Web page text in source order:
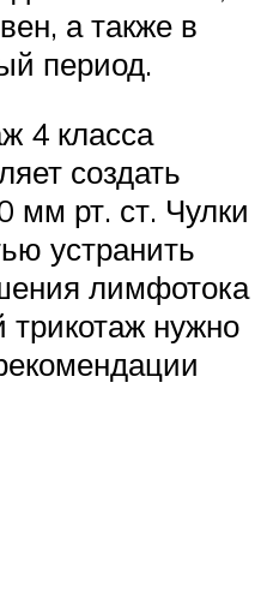
а также в
период.
4 класса
создать
мм рт. ст. Чулки
устранить
лимфотока
трикотаж нужно